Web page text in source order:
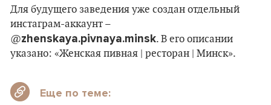
Для будущего заведения уже создан отдельный
инстаграм-аккаунт –
@zhenskaya.pivnaya.minsk. В его описании
указано: «Женская пивная | ресторан | Минск».
Еще по теме: